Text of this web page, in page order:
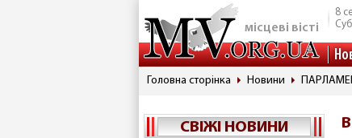
місцеві вісті
8
Головна сторінка Новини
СВІЖІ НОВИНИ